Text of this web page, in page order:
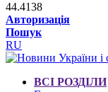
44.4138
Авторизація
Пошук
RU
ВСІ РОЗДІЛИ